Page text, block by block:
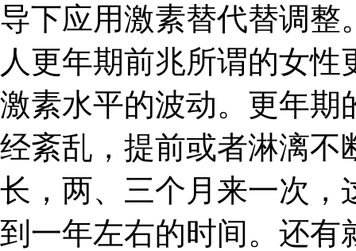
导下应用激素替代替调整
人更年期前兆所谓的女
激素水平的波动。更年期
经紊乱，提前或者淋漓不
长，两、三个月来一次，
到一年左右的时间。还有